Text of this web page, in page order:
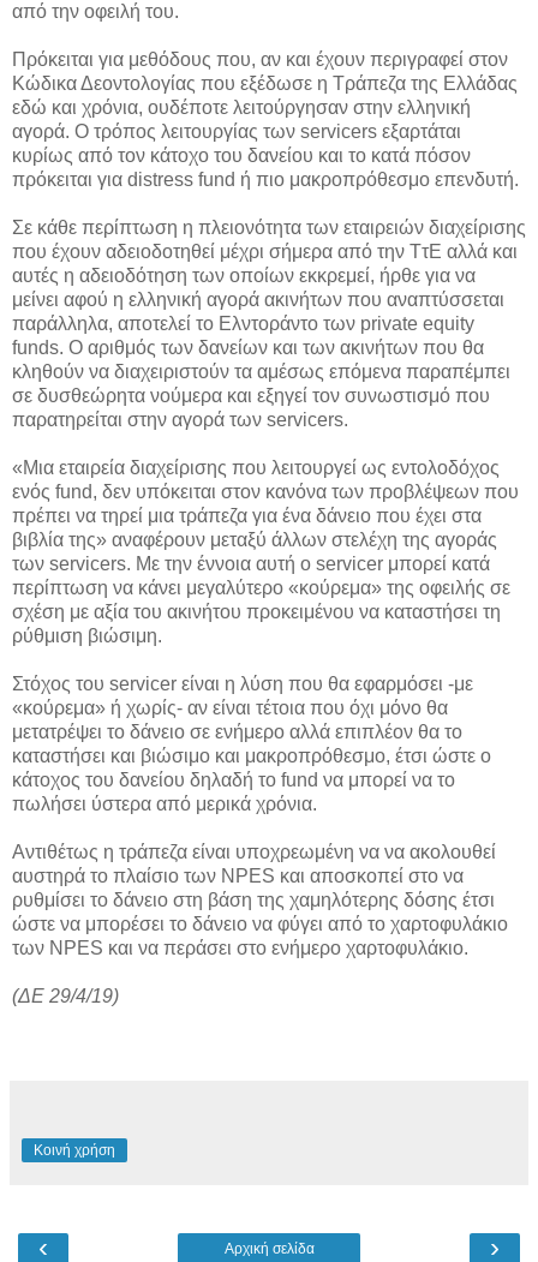
από την οφειλή του.
Πρόκειται για μεθόδους που, αν και έχουν περιγραφεί στον
Κώδικα Δεοντολογίας που εξέδωσε η Τράπεζα της Ελλάδας
εδώ και χρόνια, ουδέποτε λειτούργησαν στην ελληνική
αγορά. Ο τρόπος λειτουργίας των servicers εξαρτάται
κυρίως από τον κάτοχο του δανείου και το κατά πόσον
πρόκειται για distress fund ή πιο μακροπρόθεσμο επενδυτή.
Σε κάθε περίπτωση η πλειονότητα των εταιρειών διαχείρισης
που έχουν αδειοδοτηθεί μέχρι σήμερα από την ΤτΕ αλλά και
αυτές η αδειοδότηση των οποίων εκκρεμεί, ήρθε για να
μείνει αφού η ελληνική αγορά ακινήτων που αναπτύσσεται
παράλληλα, αποτελεί το Ελντοράντο των private equity
funds. Ο αριθμός των δανείων και των ακινήτων που θα
κληθούν να διαχειριστούν τα αμέσως επόμενα παραπέμπει
σε δυσθεώρητα νούμερα και εξηγεί τον συνωστισμό που
παρατηρείται στην αγορά των servicers.
«Μια εταιρεία διαχείρισης που λειτουργεί ως εντολοδόχος
ενός fund, δεν υπόκειται στον κανόνα των προβλέψεων που
πρέπει να τηρεί μια τράπεζα για ένα δάνειο που έχει στα
βιβλία της» αναφέρουν μεταξύ άλλων στελέχη της αγοράς
των servicers. Με την έννοια αυτή ο servicer μπορεί κατά
περίπτωση να κάνει μεγαλύτερο «κούρεμα» της οφειλής σε
σχέση με αξία του ακινήτου προκειμένου να καταστήσει τη
ρύθμιση βιώσιμη.
Στόχος του servicer είναι η λύση που θα εφαρμόσει -με
«κούρεμα» ή χωρίς- αν είναι τέτοια που όχι μόνο θα
μετατρέψει το δάνειο σε ενήμερο αλλά επιπλέον θα το
καταστήσει και βιώσιμο και μακροπρόθεσμο, έτσι ώστε ο
κάτοχος του δανείου δηλαδή το fund να μπορεί να το
πωλήσει ύστερα από μερικά χρόνια.
Αντιθέτως η τράπεζα είναι υποχρεωμένη να να ακολουθεί
αυστηρά το πλαίσιο των NPES και αποσκοπεί στο να
ρυθμίσει το δάνειο στη βάση της χαμηλότερης δόσης έτσι
ώστε να μπορέσει το δάνειο να φύγει από το χαρτοφυλάκιο
των NPES και να περάσει στο ενήμερο χαρτοφυλάκιο.
(ΔΕ 29/4/19)
Κοινή χρήση
‹ ›
Αρχική σελίδα